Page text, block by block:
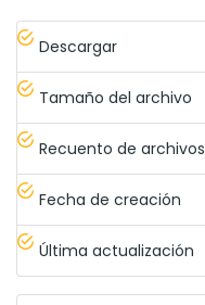
Descargar
Tamaño del archivo
Recuento de archivos
Fecha de creación
Última actualización